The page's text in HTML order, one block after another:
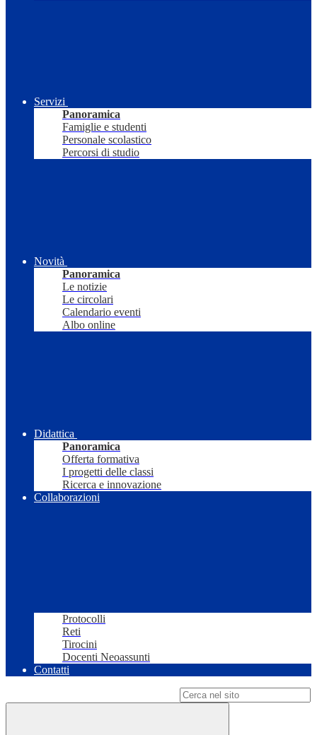
Servizi
Panoramica
Famiglie e studenti
Personale scolastico
Percorsi di studio
Novità
Panoramica
Le notizie
Le circolari
Calendario eventi
Albo online
Didattica
Panoramica
Offerta formativa
I progetti delle classi
Ricerca e innovazione
Collaborazioni
Protocolli
Reti
Tirocini
Docenti Neoassunti
Contatti